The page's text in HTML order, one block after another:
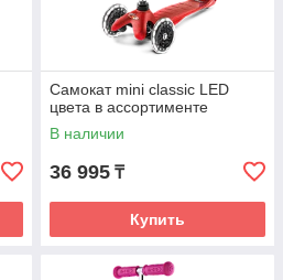
Самокат mini classic LED
цвета в ассортименте
В наличии
36 995 ₸
Купить